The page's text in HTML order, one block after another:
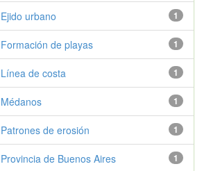
1
Ejido urbano
1
Formación de playas
1
Línea de costa
1
Médanos
1
Patrones de erosión
1
Provincia de Buenos Aires